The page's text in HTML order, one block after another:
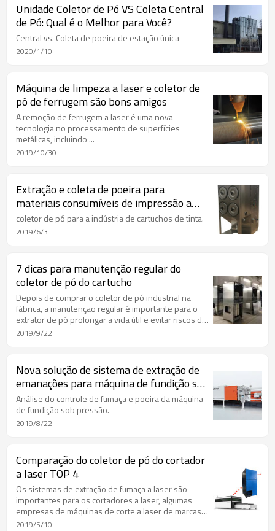
Unidade Coletor de Pó VS Coleta Central
de Pó: Qual é o Melhor para Você?
Central vs. Coleta de poeira de estação única
2020/1/10
Máquina de limpeza a laser e coletor de
pó de ferrugem são bons amigos
A remoção de ferrugem a laser é uma nova
tecnologia no processamento de superfícies
metálicas, incluindo ...
2019/10/30
Extração e coleta de poeira para
materiais consumíveis de impressão a
jato de tinta colorida / cartucho de
impressão a jato de tinta
coletor de pó para a indústria de cartuchos de tinta.
2019/6/3
7 dicas para manutenção regular do
coletor de pó do cartucho
Depois de comprar o coletor de pó industrial na
fábrica, a manutenção regular é importante para o
extrator de pó prolongar a vida útil e evitar riscos de
operação.
2019/9/22
Nova solução de sistema de extração de
emanações para máquina de fundição sob
pressão-300t
Análise do controle de fumaça e poeira da máquina
de fundição sob pressão.
2019/8/22
Comparação do coletor de pó do cortador
a laser TOP 4
Os sistemas de extração de fumaça a laser são
importantes para os cortadores a laser, algumas
empresas de máquinas de corte a laser de marcas
famosas têm sua unidade de filtro extrator de
2019/5/10